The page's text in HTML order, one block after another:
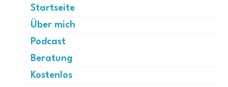
springen
Startseite
Über mich
Podcast
Beratung
Kostenlos